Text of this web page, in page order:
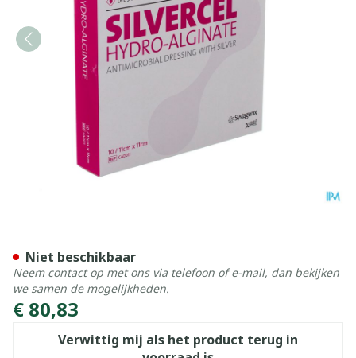
€ 80,83
Verwittig mij als het product terug in
Niet beschikbaar
Neem contact op met ons via telefoon of e-mail, dan bekijken
we samen de mogelijkheden.